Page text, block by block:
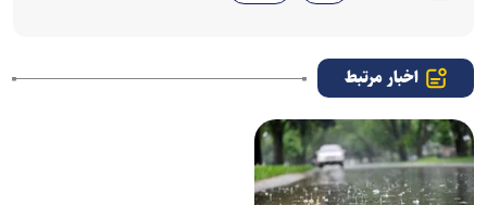
اخبار مرتبط